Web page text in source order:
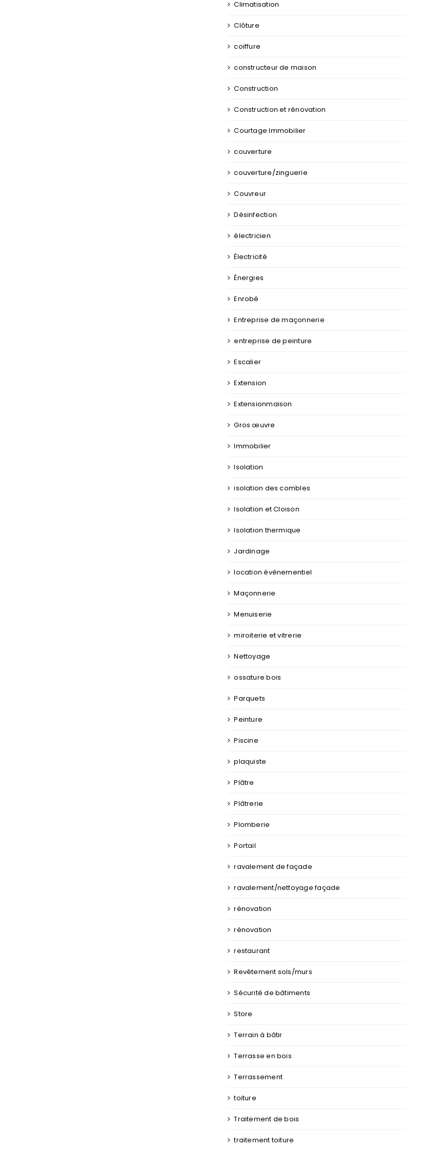
Climatisation
Clôture
coiffure
constructeur de maison
Construction
Construction et rénovation
Courtage Immobilier
couverture
couverture/zinguerie
Couvreur
Désinfection
électricien
Électricité
Énergies
Enrobé
Entreprise de maçonnerie
entreprise de peinture
Escalier
Extension
Extensionmaison
Gros œuvre
Immobilier
Isolation
isolation des combles
Isolation et Cloison
Isolation thermique
Jardinage
location événementiel
Maçonnerie
Menuiserie
miroiterie et vitrerie
Nettoyage
ossature bois
Parquets
Peinture
Piscine
plaquiste
Plâtre
Plâtrerie
Plomberie
Portail
ravalement de façade
ravalement/nettoyage façade
rénovation
rénovation
restaurant
Revêtement sols/murs
Sécurité de bâtiments
Store
Terrain à bâtir
Terrasse en bois
Terrassement
toiture
Traitement de bois
traitement toiture